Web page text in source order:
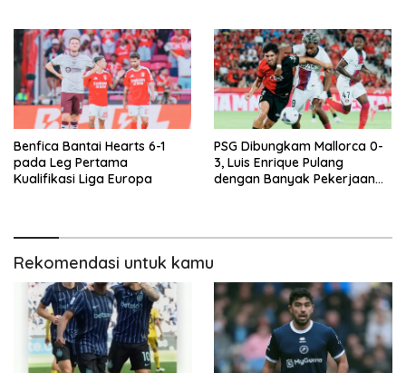
Benfica Bantai Hearts 6-1
pada Leg Pertama
Kualifikasi Liga Europa
PSG Dibungkam Mallorca 0-
3, Luis Enrique Pulang
dengan Banyak Pekerjaan
Rekomendasi untuk kamu